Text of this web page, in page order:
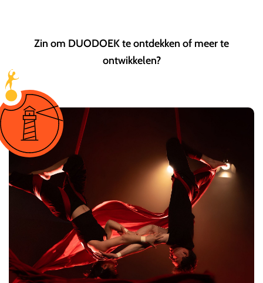
Zin om DUODOEK te ontdekken of meer te
ontwikkelen?